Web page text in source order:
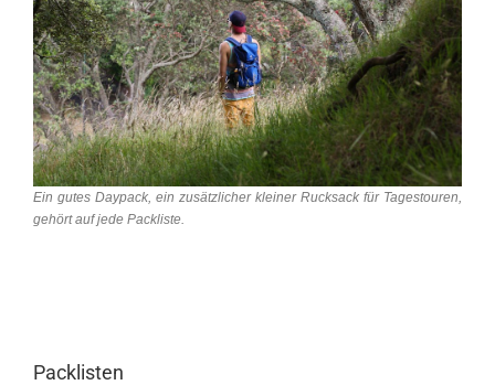
Ein gutes Daypack, ein zusätzlicher kleiner Rucksack für Tagestouren,
gehört auf jede Packliste.
Packlisten